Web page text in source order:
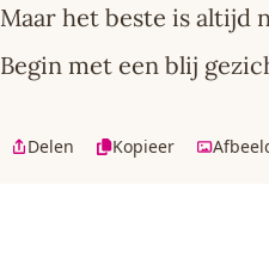
Maar het beste is altijd
Begin met een blij
Delen Kopieer